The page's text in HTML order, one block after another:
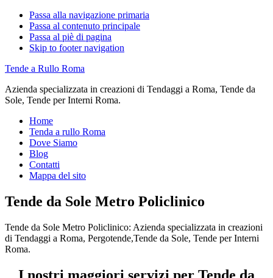
Passa alla navigazione primaria
Passa al contenuto principale
Passa al piè di pagina
Skip to footer navigation
Tende a Rullo Roma
Azienda specializzata in creazioni di Tendaggi a Roma, Tende da
Sole, Tende per Interni Roma.
Home
Tenda a rullo Roma
Dove Siamo
Blog
Contatti
Mappa del sito
Tende da Sole Metro Policlinico
Tende da Sole Metro Policlinico: Azienda specializzata in creazioni
di Tendaggi a Roma, Pergotende,Tende da Sole, Tende per Interni
Roma.
I nostri maggiori servizi per Tende da